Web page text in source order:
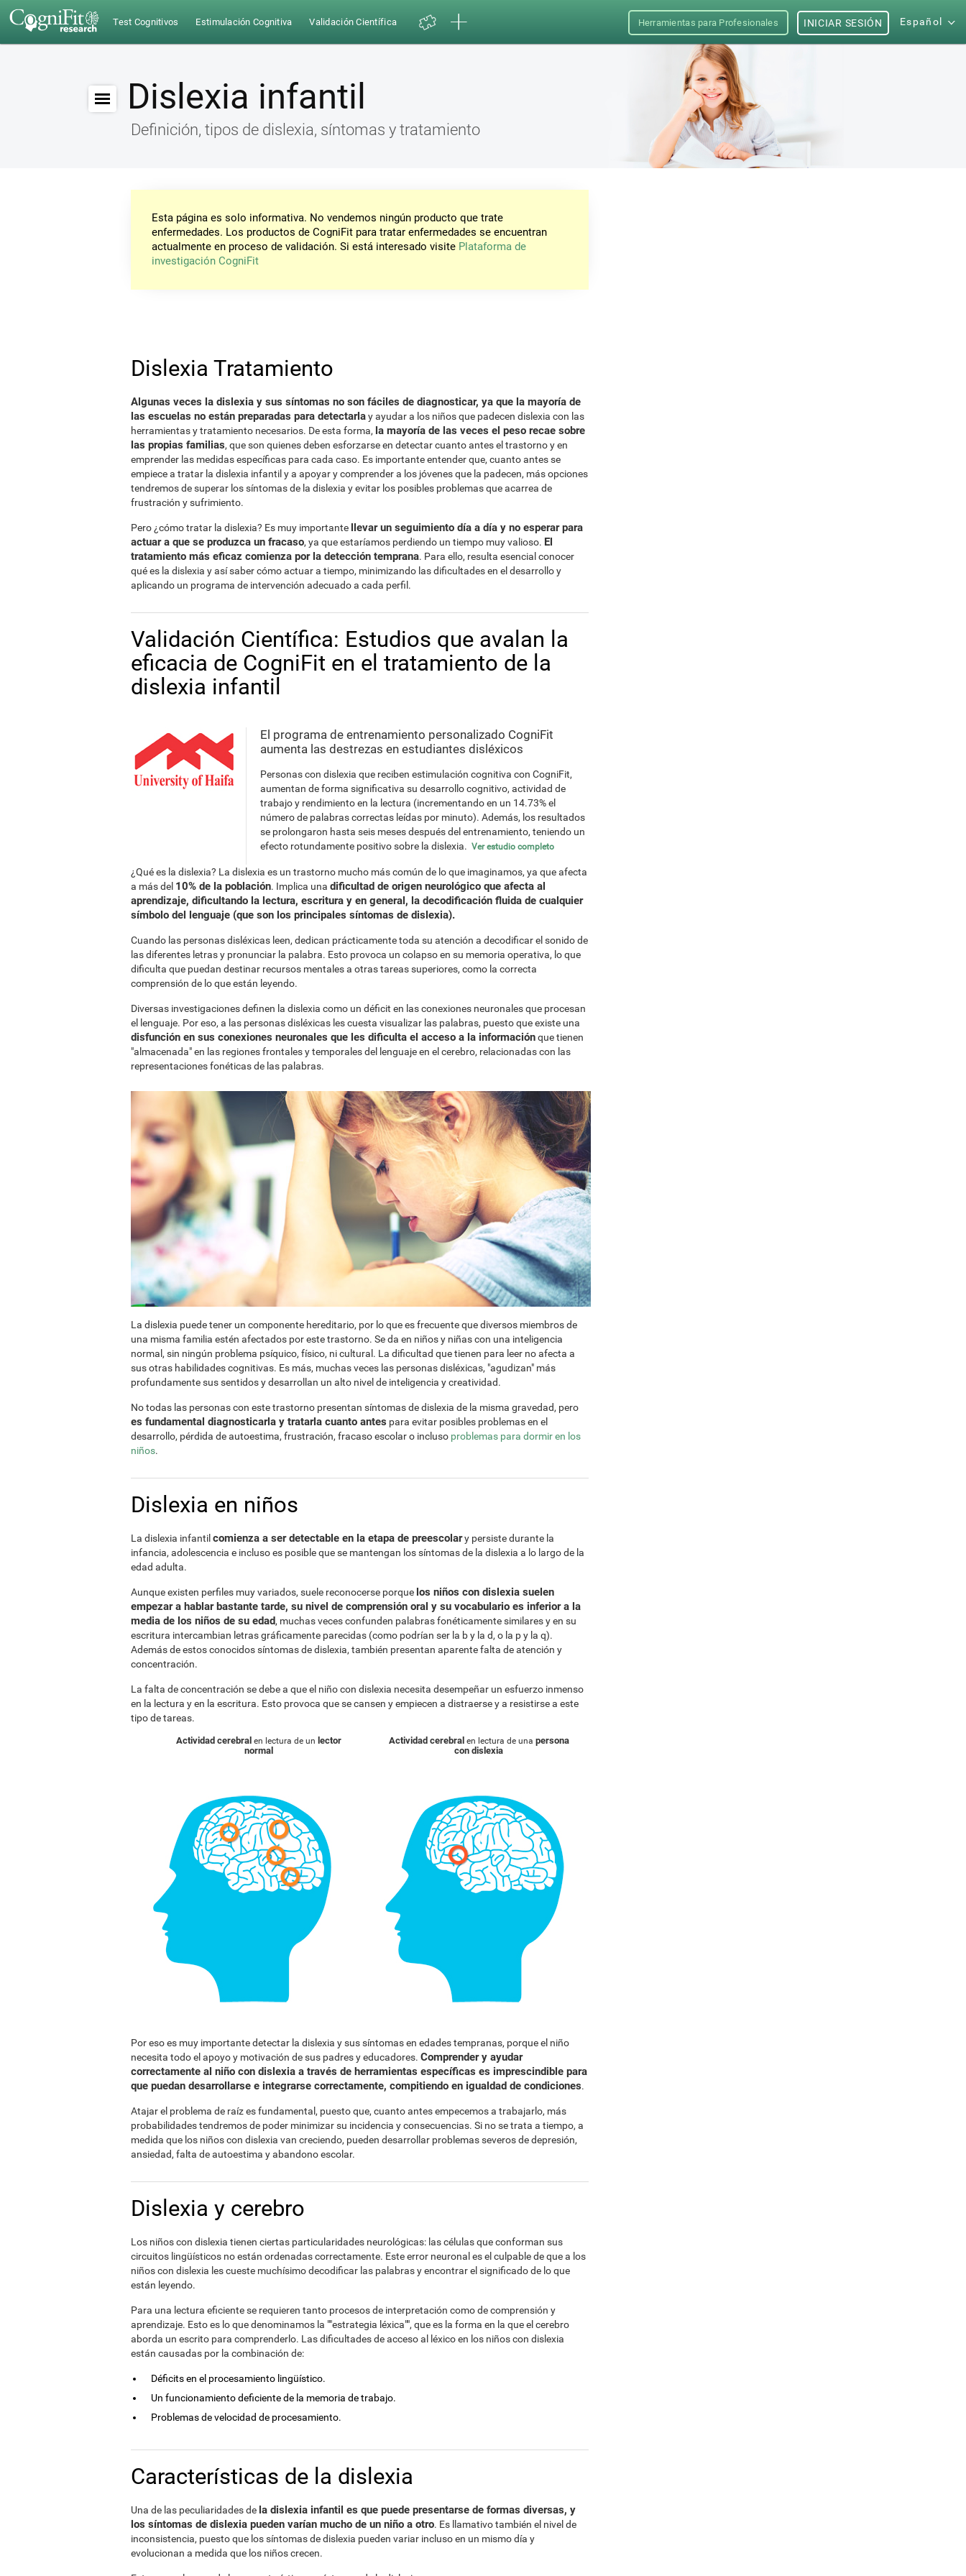
Test Cognitivos Estimulación Cognitiva Validación Científica Herramientas para Profesionales Español
INICIAR SESIÓN
Dislexia infantil
Definición, tipos de dislexia, síntomas y tratamiento
Esta página es solo informativa. No vendemos ningún producto que trate
enfermedades. Los productos de CogniFit para tratar enfermedades se encuentran
actualmente en proceso de validación. Si está interesado visite Plataforma de
investigación CogniFit
Dislexia Tratamiento
Algunas veces la dislexia y sus síntomas no son fáciles de diagnosticar, ya que la mayoría de
las escuelas no están preparadas para detectarlay ayudar a los niños que padecen dislexia con las
herramientas y tratamiento necesarios. De esta forma, la mayoría de las veces el peso recae sobre
las propias familias, que son quienes deben esforzarse en detectar cuanto antes el trastorno y en
emprender las medidas específicas para cada caso. Es importante entender que, cuanto antes se
empiece a tratar la dislexia infantil y a apoyar y comprender a los jóvenes que la padecen, más opciones
tendremos de superar los síntomas de la dislexia y evitar los posibles problemas que acarrea de
frustración y sufrimiento.
Pero ¿cómo tratar la dislexia? Es muy importante llevar un seguimiento día a día y no esperar para
actuar a que se produzca un fracaso, ya que estaríamos perdiendo un tiempo muy valioso. El
tratamiento más eficaz comienza por la detección temprana. Para ello, resulta esencial conocer
qué es la dislexia y así saber cómo actuar a tiempo, minimizando las dificultades en el desarrollo y
aplicando un programa de intervención adecuado a cada perfil.
Validación Científica: Estudios que avalan la
eficacia de CogniFit en el tratamiento de la
dislexia infantil
El programa de entrenamiento personalizado CogniFit
aumenta las destrezas en estudiantes disléxicos
Personas con dislexia que reciben estimulación cognitiva con CogniFit,
aumentan de forma significativa su desarrollo cognitivo, actividad de
trabajo y rendimiento en la lectura (incrementando en un 14.73% el
número de palabras correctas leídas por minuto). Además, los resultados
se prolongaron hasta seis meses después del entrenamiento, teniendo un
efecto rotundamente positivo sobre la dislexia. Ver estudio completo
¿Qué es la dislexia? La dislexia es un trastorno mucho más común de lo que imaginamos, ya que afecta
a más del 10% de la población. Implica una dificultad de origen neurológico que afecta al
aprendizaje, dificultando la lectura, escritura y en general, la decodificación fluida de cualquier
símbolo del lenguaje (que son los principales síntomas de dislexia).
Cuando las personas disléxicas leen, dedican prácticamente toda su atención a decodificar el sonido de
las diferentes letras y pronunciar la palabra. Esto provoca un colapso en su memoria operativa, lo que
dificulta que puedan destinar recursos mentales a otras tareas superiores, como la correcta
comprensión de lo que están leyendo.
Diversas investigaciones definen la dislexia como un déficit en las conexiones neuronales que procesan
el lenguaje. Por eso, a las personas disléxicas les cuesta visualizar las palabras, puesto que existe una
disfunción en sus conexiones neuronales que les dificulta el acceso a la informaciónque tienen
"almacenada" en las regiones frontales y temporales del lenguaje en el cerebro, relacionadas con las
representaciones fonéticas de las palabras.
La dislexia puede tener un componente hereditario, por lo que es frecuente que diversos miembros de
una misma familia estén afectados por este trastorno. Se da en niños y niñas con una inteligencia
normal, sin ningún problema psíquico, físico, ni cultural. La dificultad que tienen para leer no afecta a
sus otras habilidades cognitivas. Es más, muchas veces las personas disléxicas, "agudizan" más
profundamente sus sentidos y desarrollan un alto nivel de inteligencia y creatividad.
No todas las personas con este trastorno presentan síntomas de dislexia de la misma gravedad, pero
es fundamental diagnosticarla y tratarla cuanto antes para evitar posibles problemas en el
desarrollo, pérdida de autoestima, frustración, fracaso escolar o incluso problemas para dormir en los
niños.
Dislexia en niños
La dislexia infantil comienza a ser detectable en la etapa de preescolary persiste durante la
infancia, adolescencia e incluso es posible que se mantengan los síntomas de la dislexia a lo largo de la
edad adulta.
Aunque existen perfiles muy variados, suele reconocerse porque los niños con dislexia suelen
empezar a hablar bastante tarde, su nivel de comprensión oral y su vocabulario es inferior a la
media de los niños de su edad, muchas veces confunden palabras fonéticamente similares y en su
escritura intercambian letras gráficamente parecidas (como podrían ser la b y la d, o la p y la q).
Además de estos conocidos síntomas de dislexia, también presentan aparente falta de atención y
concentración.
La falta de concentración se debe a que el niño con dislexia necesita desempeñar un esfuerzo inmenso
en la lectura y en la escritura. Esto provoca que se cansen y empiecen a distraerse y a resistirse a este
tipo de tareas.
Actividad cerebral en lectura de un lector
normal
Actividad cerebral en lectura de una persona
con dislexia
Por eso es muy importante detectar la dislexia y sus síntomas en edades tempranas, porque el niño
necesita todo el apoyo y motivación de sus padres y educadores. Comprender y ayudar
correctamente al niño con dislexia a través de herramientas específicas es imprescindible para
que puedan desarrollarse e integrarse correctamente, compitiendo en igualdad de condiciones.
Atajar el problema de raíz es fundamental, puesto que, cuanto antes empecemos a trabajarlo, más
probabilidades tendremos de poder minimizar su incidencia y consecuencias. Si no se trata a tiempo, a
medida que los niños con dislexia van creciendo, pueden desarrollar problemas severos de depresión,
ansiedad, falta de autoestima y abandono escolar.
Dislexia y cerebro
Los niños con dislexia tienen ciertas particularidades neurológicas: las células que conforman sus
circuitos lingüísticos no están ordenadas correctamente. Este error neuronal es el culpable de que a los
niños con dislexia les cueste muchísimo decodificar las palabras y encontrar el significado de lo que
están leyendo.
Para una lectura eficiente se requieren tanto procesos de interpretación como de comprensión y
aprendizaje. Esto es lo que denominamos la ""estrategia léxica"", que es la forma en la que el cerebro
aborda un escrito para comprenderlo. Las dificultades de acceso al léxico en los niños con dislexia
están causadas por la combinación de:
Déficits en el procesamiento lingüístico.
Un funcionamiento deficiente de la memoria de trabajo.
Problemas de velocidad de procesamiento.
Características de la dislexia
Una de las peculiaridades de la dislexia infantil es que puede presentarse de formas diversas, y
los síntomas de dislexia pueden varían mucho de un niño a otro. Es llamativo también el nivel de
inconsistencia, puesto que los síntomas de dislexia pueden variar incluso en un mismo día y
evolucionan a medida que los niños crecen.